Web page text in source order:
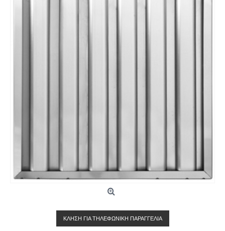
ΚΛΉΣΗ ΓΙΑ ΤΗΛΕΦΩΝΙΚΉ ΠΑΡΑΓΓΕΛΊΑ